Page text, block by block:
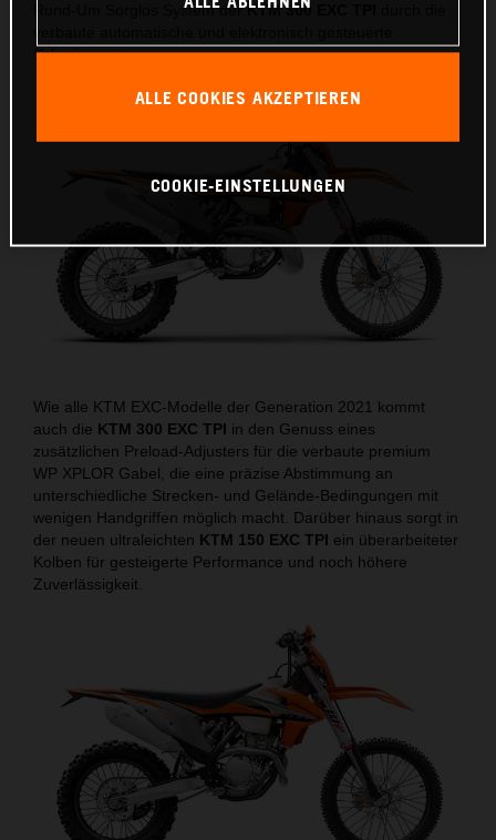
Rund-Um Sorglos System derKTM 300 EXC TPI
Schmierung.
Wie alle KTM EXC-Modelle der Generation 2021 kommt
auch die KTM 300 EXC TPI in den Genuss eines
zusätzlichen Preload-Adjusters für die verbaute premium
WP XPLOR Gabel, die eine präzise Abstimmung an
unterschiedliche Strecken- und Gelände-Bedingungen mit
wenigen Handgriffen möglich macht. Darüber hinaus sorgt in
der neuen ultraleichten KTM 150 EXC TPI ein überarbeiteter
Kolben für gesteigerte Performance und noch höhere
Zuverlässigkeit.
ALLE COOKIES AKZEPTIEREN
COOKIE-EINSTELLUNGEN